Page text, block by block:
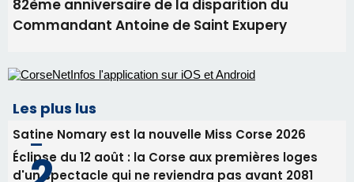
Éclipse du 12 août : la Corse aux premières loges
d'un spectacle qui ne reviendra pas avant 2081
profiter pleinement du spectacle ?
consommation en recul dans les restaurants
La gendarmerie alerte les restaurateurs corses
face à une nouvelle escroquerie au faux vendeur de
vin